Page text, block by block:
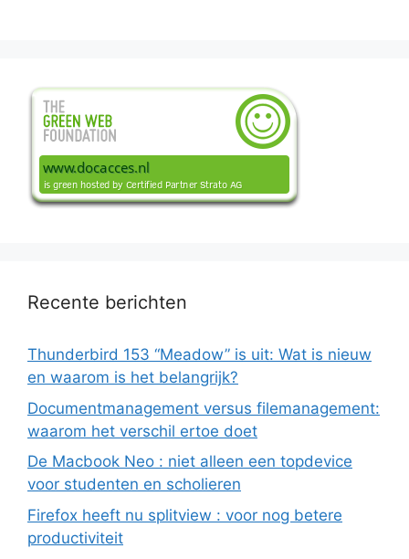
Recente berichten
Thunderbird 153 “Meadow” is uit: Wat is nieuw
en waarom is het belangrijk?
Documentmanagement versus filemanagement:
waarom het verschil ertoe doet
De Macbook Neo : niet alleen een topdevice
voor studenten en scholieren
Firefox heeft nu splitview : voor nog betere
productiviteit